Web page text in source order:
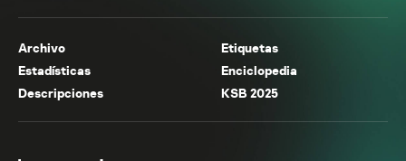
Archivo
Etiquetas
Estadísticas
Enciclopedia
Descripciones
KSB 2025